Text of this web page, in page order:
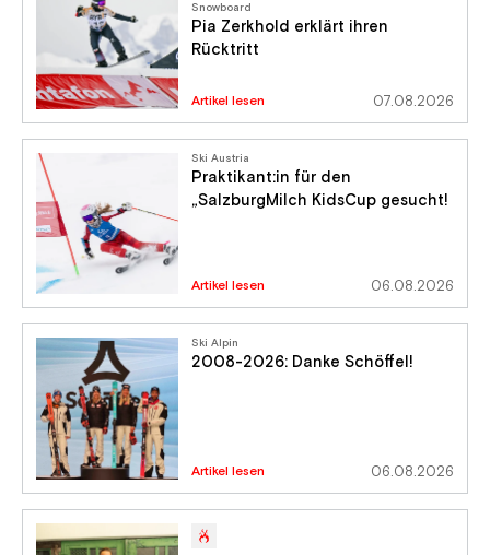
Snowboard
Pia Zerkhold erklärt ihren
Rücktritt
Artikel lesen 07.08.2026
Ski Austria
Praktikant:in für den
„SalzburgMilch KidsCup gesucht!
Artikel lesen 06.08.2026
Ski Alpin
2008-2026: Danke Schöffel!
Artikel lesen 06.08.2026